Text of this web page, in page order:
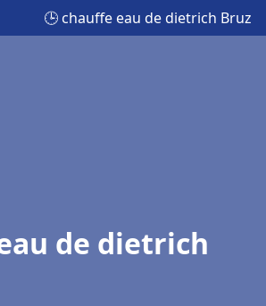
🕒 chauffe eau de dietrich Bruz
de dietrich